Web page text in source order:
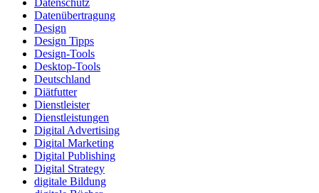
Datenübertragung
Design
Design Tipps
Design-Tools
Desktop-Tools
Deutschland
Diätfutter
Dienstleister
Dienstleistungen
Digital Advertising
Digital Marketing
Digital Publishing
Digital Strategy
digitale Bildung